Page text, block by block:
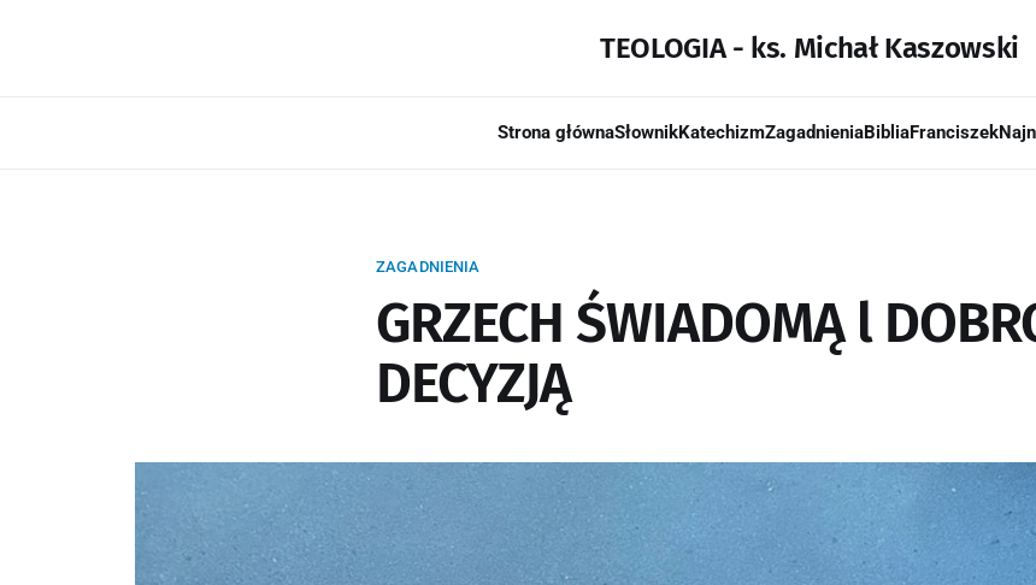
TEOLOGIA - ks. Michał Kaszowski
Strona głównaSłownikKatechizmZagadnieniaBibliaFranciszek
ZAGADNIENIA
GRZECH ŚWIADOMĄ l
DECYZJĄ